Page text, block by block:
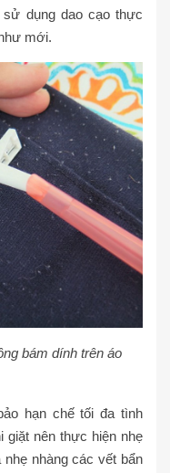
dụng dao cạo thực
mới.
bám dính trên áo
hạn chế tối đa tình
giặt nên thực hiện nhẹ
nhàng các vết bẩn